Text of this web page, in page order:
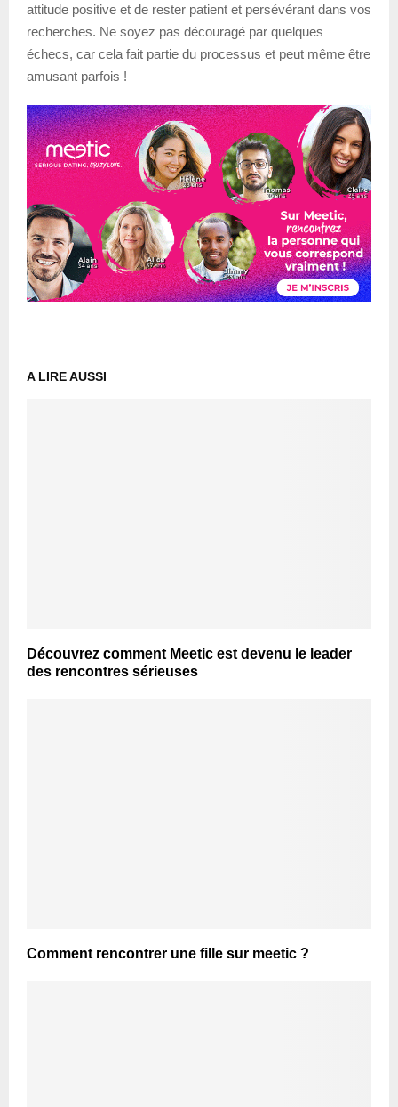
attitude positive et de rester patient et persévérant dans vos
recherches. Ne soyez pas découragé par quelques
échecs, car cela fait partie du processus et peut même être
amusant parfois !
A LIRE AUSSI
Découvrez comment Meetic est devenu le leader
des rencontres sérieuses
Comment rencontrer une fille sur meetic ?